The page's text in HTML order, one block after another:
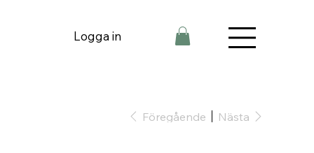
Logga in
Föregående Nästa